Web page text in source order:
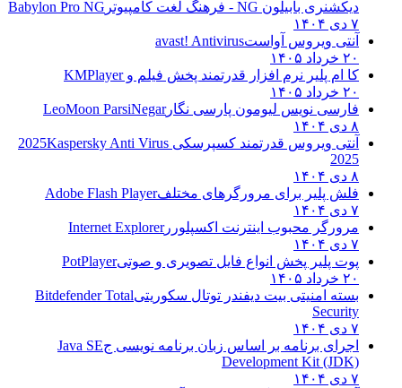
دیکشنری بابیلون NG - فرهنگ لغت کامپیوتر
Babylon Pro NG
۷ دی ۱۴۰۴
آنتی ویروس آواستavast! Antivirus
۲۰ خرداد ۱۴۰۵
کا ام پلیر نرم افزار قدرتمند پخش فیلم وKMPlayer
۲۰ خرداد ۱۴۰۵
فارسی نویس لیومون پارسی نگارLeoMoon ParsiNegar
۸ دی ۱۴۰۴
آنتی ویروس قدرتمند کسپرسکی 2025 Kaspersky Anti Virus
2025
۸ دی ۱۴۰۴
فلش پلیر برای مرورگرهای مختلفAdobe Flash Player
۷ دی ۱۴۰۴
مرورگر محبوب اینترنت اکسپلوررInternet Explorer
۷ دی ۱۴۰۴
پوت پلیر پخش انواع فایل تصویری و صوتیPotPlayer
۲۰ خرداد ۱۴۰۵
بسته امنیتی بیت دیفندر توتال سکوریتیBitdefender Total
Security
۷ دی ۱۴۰۴
اجرای برنامه بر اساس زبان برنامه نویسی جJava SE
Development Kit (JDK)
۷ دی ۱۴۰۴